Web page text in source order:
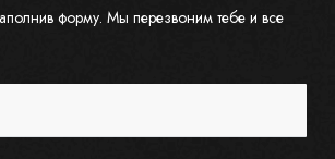
форму. Мы перезвоним тебе и все